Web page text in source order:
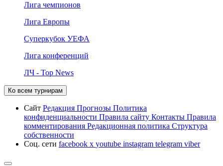
Лига чемпионов
Лига Европы
Суперкубок УЕФА
Лига конференций
ЛЧ - Top News
Ко всем турнирам
Сайт Редакция Прогнозы Политика
конфиденциальности Правила сайту Контакты Правила
комментирования Редакционная политика Структура
собственности
Соц. сети facebook x youtube instagram telegram viber